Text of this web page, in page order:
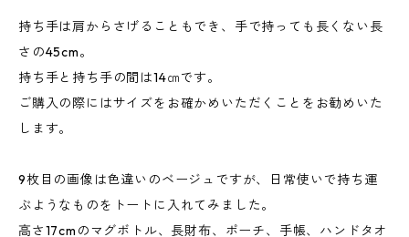
持ち手は肩からさげることもでき、手で持っても長くない長
さの45cm。
持ち手と持ち手の間は14㎝です。
ご購入の際にはサイズをお確かめいただくことをお勧めいた
します。
9枚目の画像は色違いのベージュですが、日常使いで持ち運
ぶようなものをトートに入れてみました。
高さ17cmのマグボトル、長財布、ポーチ、手帳、ハンドタオ